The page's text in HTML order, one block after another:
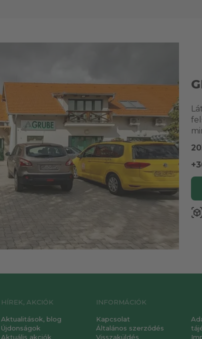
view_in_ar
HÍREK, AKCIÓK
Aktualitások, blog
Újdonságok
Aktuális akciók
INFORMÁCIÓK
Kapcsolat
Általános szerződés
Visszaküldés